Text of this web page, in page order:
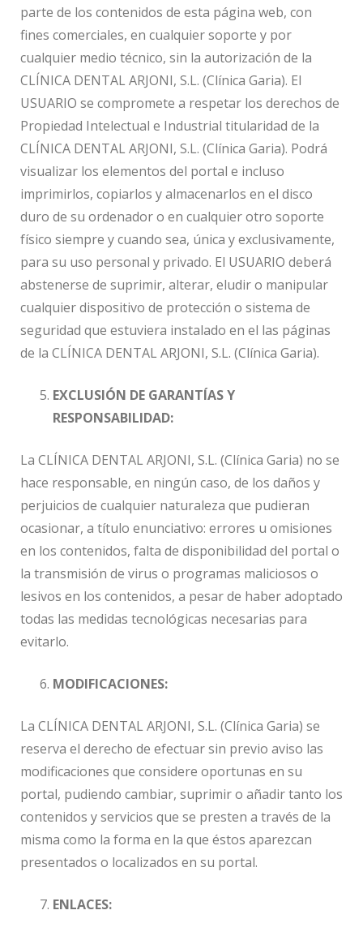
parte de los contenidos de esta página web, con
fines comerciales, en cualquier soporte y por
cualquier medio técnico, sin la autorización de la
CLÍNICA DENTAL ARJONI, S.L. (Clínica Garia). El
USUARIO se compromete a respetar los derechos de
Propiedad Intelectual e Industrial titularidad de la
CLÍNICA DENTAL ARJONI, S.L. (Clínica Garia). Podrá
visualizar los elementos del portal e incluso
imprimirlos, copiarlos y almacenarlos en el disco
duro de su ordenador o en cualquier otro soporte
físico siempre y cuando sea, única y exclusivamente,
para su uso personal y privado. El USUARIO deberá
abstenerse de suprimir, alterar, eludir o manipular
cualquier dispositivo de protección o sistema de
seguridad que estuviera instalado en el las páginas
de la CLÍNICA DENTAL ARJONI, S.L. (Clínica Garia).
EXCLUSIÓN DE GARANTÍAS Y
RESPONSABILIDAD:
La CLÍNICA DENTAL ARJONI, S.L. (Clínica Garia) no se
hace responsable, en ningún caso, de los daños y
perjuicios de cualquier naturaleza que pudieran
ocasionar, a título enunciativo: errores u omisiones
en los contenidos, falta de disponibilidad del portal o
la transmisión de virus o programas maliciosos o
lesivos en los contenidos, a pesar de haber adoptado
todas las medidas tecnológicas necesarias para
evitarlo.
MODIFICACIONES:
La CLÍNICA DENTAL ARJONI, S.L. (Clínica Garia) se
reserva el derecho de efectuar sin previo aviso las
modificaciones que considere oportunas en su
portal, pudiendo cambiar, suprimir o añadir tanto los
contenidos y servicios que se presten a través de la
misma como la forma en la que éstos aparezcan
presentados o localizados en su portal.
ENLACES: